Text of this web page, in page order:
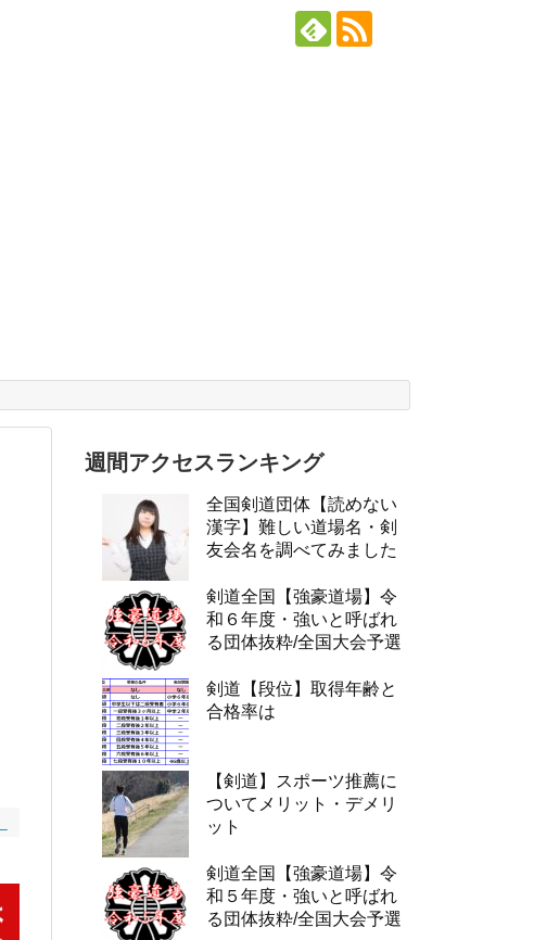
週間アクセスランキング
全国剣道団体【読めない
漢字】難しい道場名・剣
友会名を調べてみました
剣道全国【強豪道場】令
和６年度・強いと呼ばれ
る団体抜粋/全国大会予選
剣道【段位】取得年齢と
合格率は
【剣道】スポーツ推薦に
ついてメリット・デメリ
ット
剣道全国【強豪道場】令
和５年度・強いと呼ばれ
る団体抜粋/全国大会予選